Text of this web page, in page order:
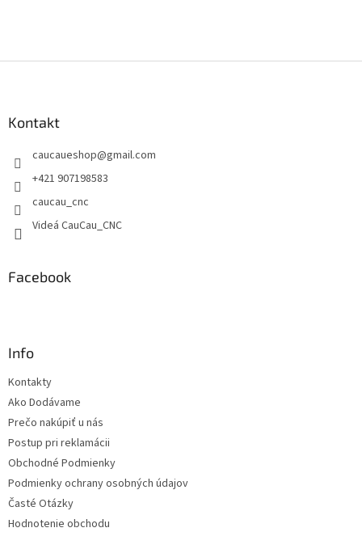
Kontakt
caucaueshop@gmail.com
+421 907198583
caucau_cnc
Videá CauCau_CNC
Facebook
Info
Kontakty
Ako Dodávame
Prečo nakúpiť u nás
Postup pri reklamácii
Obchodné Podmienky
Podmienky ochrany osobných údajov
Časté Otázky
Hodnotenie obchodu